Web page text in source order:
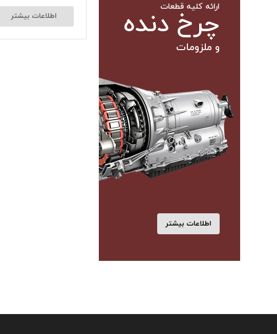
ارائه کلیه قطعات
چرخ دنده
و ملزومات
اطلاعات بیشتر
اطلاعات بیشتر